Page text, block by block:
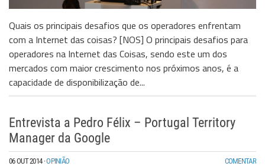
Quais os principais desafios que os operadores enfrentam
com a Internet das coisas? [NOS] O principais desafios para
operadores na Internet das Coisas, sendo este um dos
mercados com maior crescimento nos próximos anos, é a
capacidade de disponibilização de...
Entrevista a Pedro Félix – Portugal Territory
Manager da Google
06 OUT 2014·OPINIÃO COMENTAR